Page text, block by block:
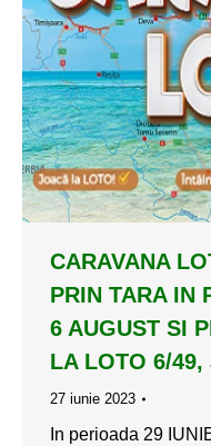
CARAVANA
PRIN TARA IN
6 AUGUST SI
LA LOTO 6/
27 iunie 2023
In perioada 29